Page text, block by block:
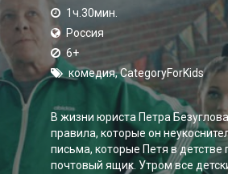
1ч.30мин.
Россия
6+
комедия, CategoryForKids
В жизни юриста Петра
правила, которые он
письма, которые Петя в
почтовый ящик. Утром все